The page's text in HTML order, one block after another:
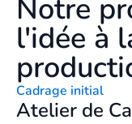
Notre
l'idée à
Cadrage initial
Atelier de